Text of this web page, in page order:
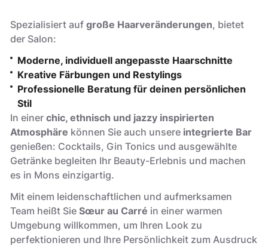
Spezialisiert aufgroße Haarveränderungen, bietet
der Salon:
Moderne, individuell angepasste Haarschnitte
Kreative Färbungen und Restylings
Professionelle Beratung für deinen persönlichen
Stil
In einerchic, ethnisch und jazzy inspirierten
Atmosphäre können Sie auch unsere integrierte Bar
genießen: Cocktails, Gin Tonics und ausgewählte
Getränke begleiten Ihr Beauty-Erlebnis und machen
es in Mons einzigartig.
Mit einem leidenschaftlichen und aufmerksamen
Team heißt SieSœur au Carré in einer warmen
Umgebung willkommen, um Ihren Look zu
perfektionieren und Ihre Persönlichkeit zum Ausdruck